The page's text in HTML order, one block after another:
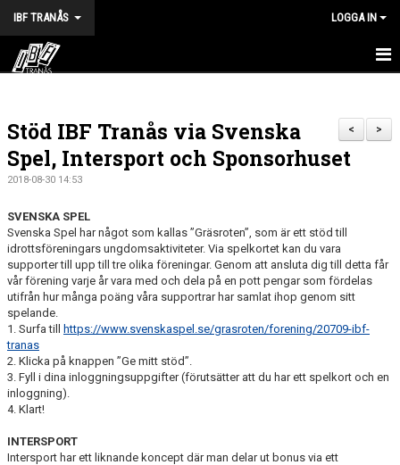
IBF TRANÅS LOGGA IN
FÖRENINGEN
VÅRA LAG
KALENDER
MATCHER
BILDGALLERI
DOKUMENT
HALVA POTTEN
>
<
Stöd IBF Tranås via Svenska
Spel, Intersport och Sponsorhuset
2018-08-30 14:53
SVENSKA SPEL
Svenska Spel har något som kallas ”Gräsroten”, som är ett stöd till
idrottsföreningars ungdomsaktiviteter. Via spelkortet kan du vara
supporter till upp till tre olika föreningar. Genom att ansluta dig till detta får
vår förening varje år vara med och dela på en pott pengar som fördelas
utifrån hur många poäng våra supportrar har samlat ihop genom sitt
spelande.
1. Surfa till
https://www.svenskaspel.se/grasroten/forening/20709-ibf-
tranas
2. Klicka på knappen ”Ge mitt stöd”.
3. Fyll i dina inloggningsuppgifter (förutsätter att du har ett spelkort och en
inloggning).
4. Klart!
INTERSPORT
Intersport har ett liknande koncept där man delar ut bonus via ett